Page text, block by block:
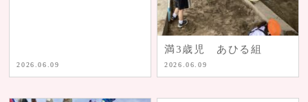
2026.06.09
満3歳児 あひる組
2026.06.09